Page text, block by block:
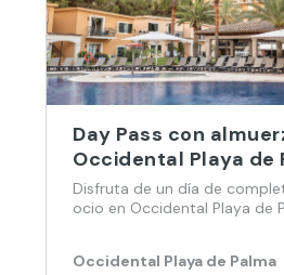
Day Pass con
Occidental Playa de
Disfruta de un día de
ocio en Occidental Playa de
Occidental Playa de Palma